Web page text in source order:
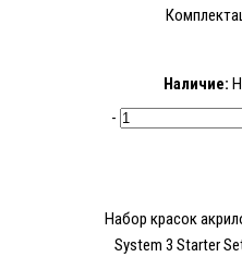
Наличие:
-
Набор красок
System 3 Starter